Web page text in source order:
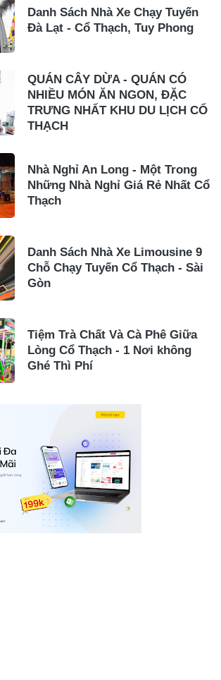
Danh Sách Nhà Xe Chạy Tuyến
Đà Lạt - Cổ Thạch, Tuy Phong
QUÁN CÂY DỪA - QUÁN CÓ
NHIỀU MÓN ĂN NGON, ĐẶC
TRƯNG NHẤT KHU DU LỊCH CỔ
THẠCH
Nhà Nghỉ An Long - Một Trong
Những Nhà Nghỉ Giá Rẻ Nhất Cổ
Thạch
Danh Sách Nhà Xe Limousine 9
Chỗ Chạy Tuyến Cổ Thạch - Sài
Gòn
Tiệm Trà Chất Và Cà Phê Giữa
Lòng Cổ Thạch - 1 Nơi không
Ghé Thì Phí